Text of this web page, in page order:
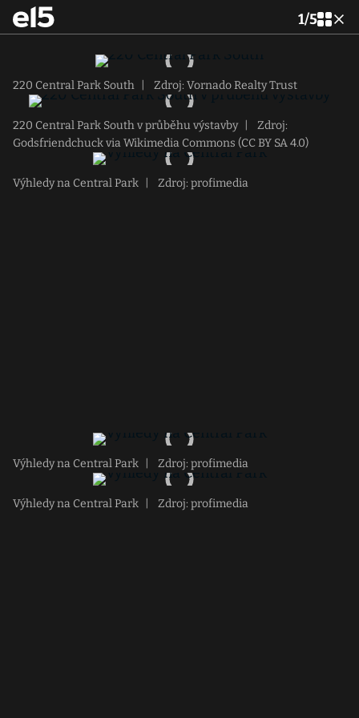
1/5
220 Central Park South Zdroj: Vornado Realty Trust
220 Central Park South v průběhu výstavby
Zdroj:
Godsfriendchuck via Wikimedia Commons (CC BY SA 4.0)
Výhledy na Central Park Zdroj: profimedia
Výhledy na Central Park Zdroj: profimedia
Výhledy na Central Park Zdroj: profimedia